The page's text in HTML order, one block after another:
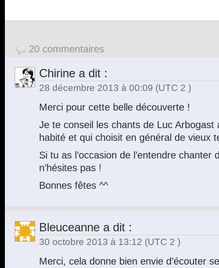
20 commentaires
Chirine a dit :
28 décembre 2013 à 00:09 (UTC 2 )
Merci pour cette belle découverte !
Je te conseil les chants de Luc Arbogast
habité et qui choisit en général de vieux
Si tu as l’occasion de l’entendre chanter
n’hésites pas !
Bonnes fêtes ^^
Bleuceanne a dit :
30 octobre 2013 à 13:12 (UTC 2 )
Merci, cela donne bien envie d’écouter